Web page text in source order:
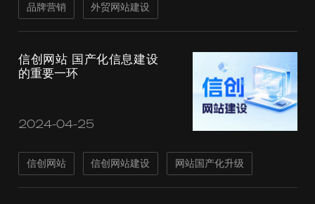
品牌营销 外贸网站建设
信创网站 国产化信息建设
的重要一环
2024-04-25
信创网站 信创网站建设 网站国产化升级